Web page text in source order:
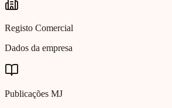
Registo Comercial
Dados da empresa
Publicações MJ